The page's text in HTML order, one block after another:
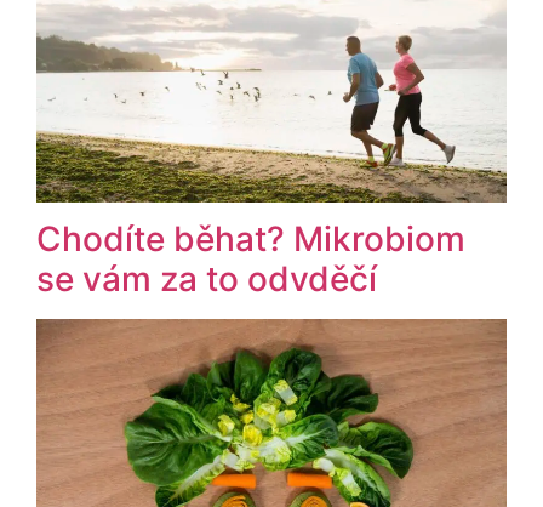
Chodíte běhat? Mikrobiom
se vám za to odvděčí